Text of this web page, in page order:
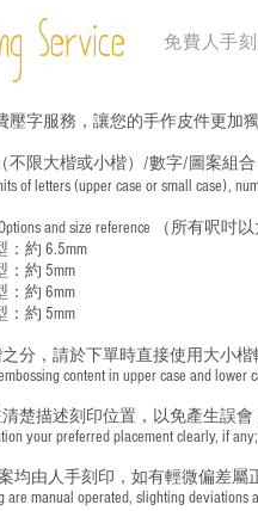
Service 免費人手
壓字服務，讓您的手作皮件更加
不限大楷或小楷）/數字/圖案組合
of letters (upper case or small case),
and size reference
（所有呎吋
：約 6.5mm
： 約 5mm
：約 6mm
： 約 5mm
分，請於下單時直接使用大小楷
content in upper case and lower
楚描述刻印位置，以免產生誤會
your preferred placement clearly, if any;
均由人手刻印，如有輕微偏差屬
manual operated, slighting deviations